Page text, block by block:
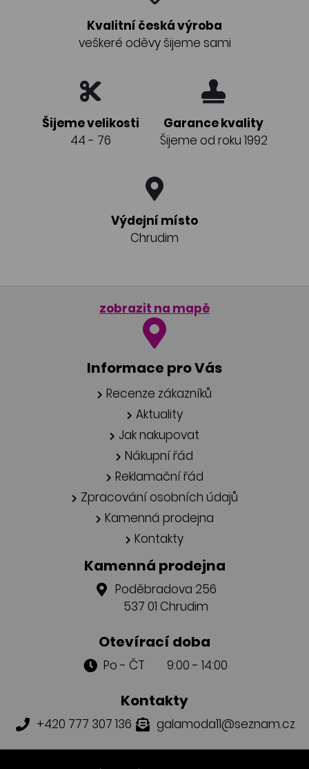
Kvalitní česká výroba
veškeré oděvy šijeme sami
Šijeme velikosti
44 - 76
Garance kvality
Šijeme od roku 1992
Výdejní místo
Chrudim
zobrazit na mapě
Informace pro Vás
Recenze zákazníků
Aktuality
Jak nakupovat
Nákupní řád
Reklamační řád
Zpracování osobních údajů
Kamenná prodejna
Kontakty
Kamenná prodejna
Poděbradova 256
537 01 Chrudim
Otevírací doba
Po - ČT 9:00 - 14:00
Kontakty
+420 777 307 136 galamoda11@seznam.cz